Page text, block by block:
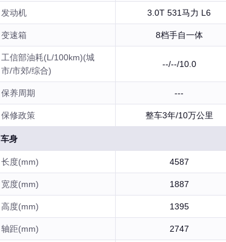
发动机 3.0T 531马力 L6
变速箱 8档手自一体
工信部油耗(L/100km)(城
市/市郊/综合)
--/--/10.0
保养周期 ---
保修政策 整车3年/10万公里
车身
长度(mm) 4587
宽度(mm) 1887
高度(mm) 1395
轴距(mm) 2747